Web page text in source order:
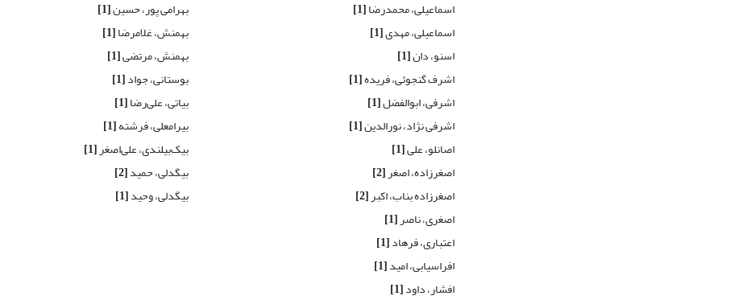
اسماعیلی، محمدرضا[1]
اسماعیلی، مهدی[1]
اسنو، دان[1]
اشرف گنجوئی، فریده[1]
اشرفی، ابوالفضل[1]
اشرفی نژاد، نورالدین[1]
اصانلو، علی[1]
اصغرزاده، اصغر[2]
اصغرزاده بناب، اکبر[2]
اصغری، ناصر[1]
اعتباری، فرهاد[1]
افراسیابی، امید[1]
افشار، داود[1]
بهرامی پور، حسین[1]
بهمنش، غلامرضا[1]
بهمنش، مرتضی[1]
بوستانی، جواد[1]
بیاتی، علی‌رضا[1]
بیرامعلی، فرشته[1]
بیک‌بیلندی، علی‌اصغر[1]
بیگدلی، حمید[2]
بیگدلی، وحید[1]